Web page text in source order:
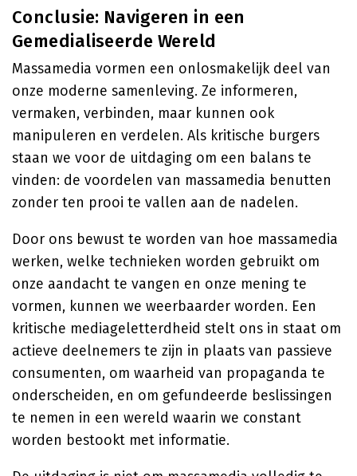
Conclusie: Navigeren in een
Gemedialiseerde Wereld
Massamedia vormen een onlosmakelijk deel van
onze moderne samenleving. Ze informeren,
vermaken, verbinden, maar kunnen ook
manipuleren en verdelen. Als kritische burgers
staan we voor de uitdaging om een balans te
vinden: de voordelen van massamedia benutten
zonder ten prooi te vallen aan de nadelen.
Door ons bewust te worden van hoe massamedia
werken, welke technieken worden gebruikt om
onze aandacht te vangen en onze mening te
vormen, kunnen we weerbaarder worden. Een
kritische mediageletterdheid stelt ons in staat om
actieve deelnemers te zijn in plaats van passieve
consumenten, om waarheid van propaganda te
onderscheiden, en om gefundeerde beslissingen
te nemen in een wereld waarin we constant
worden bestookt met informatie.